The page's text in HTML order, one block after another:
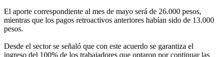
El aporte correspondiente al mes de mayo será de 26.000 pesos,
mientras que los pagos retroactivos anteriores habían sido de 13.000
pesos.
Desde el sector se señaló que con este acuerdo se garantiza el
ingreso del 100% de los trabajadores que optaron por continuar las